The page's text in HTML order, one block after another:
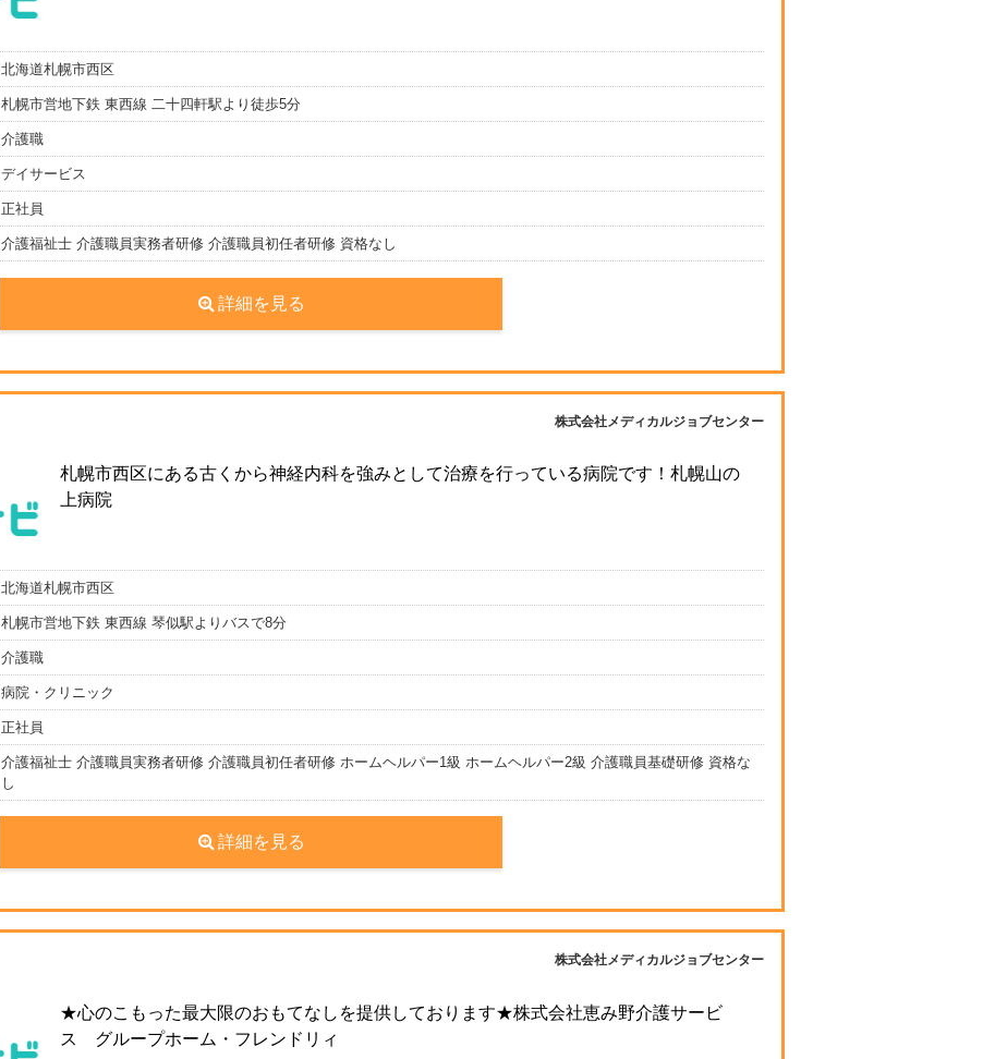
北海道札幌市西区
札幌市営地下鉄 東西線 二十四軒駅より徒歩5分
介護職
デイサービス
正社員
介護福祉士 介護職員実務者研修 介護職員初任者研修 資格なし
詳細を見る
株式会社メディカルジョブセンター
札幌市西区にある古くから神経内科を強みとして治療を行っている病院です！札幌山の
上病院
北海道札幌市西区
札幌市営地下鉄 東西線 琴似駅よりバスで8分
介護職
病院・クリニック
正社員
介護福祉士 介護職員実務者研修 介護職員初任者研修 ホームヘルパー1級 ホームヘルパー2級 介護職員基礎研修 資格な
し
詳細を見る
株式会社メディカルジョブセンター
★心のこもった最大限のおもてなしを提供しております★株式会社恵み野介護サービ
ス グループホーム・フレンドリィ